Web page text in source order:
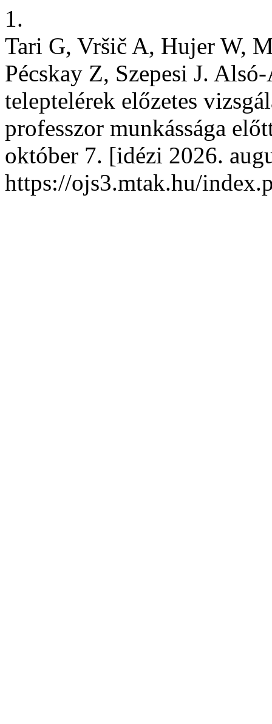
1.
Tari G, Vršič A, Hujer W,
Pécskay Z, Szepesi J.
teleptelérek előzetes
professzor munkássága
október 7. [idézi 2026.
https://ojs3.mtak.hu/